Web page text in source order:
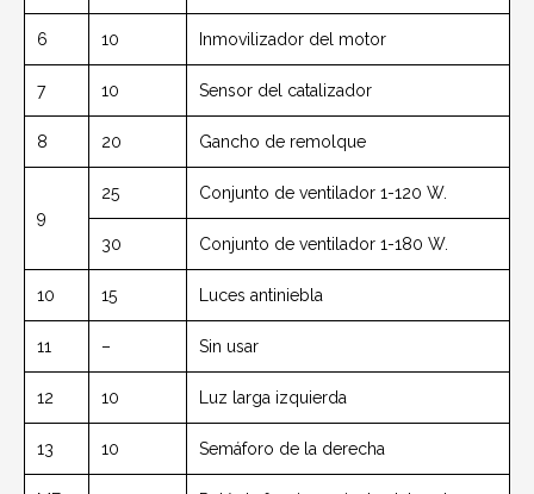
6 10 Inmovilizador del motor
7 10 Sensor del catalizador
8 20 Gancho de remolque
9
25 Conjunto de ventilador 1-120 W.
30 Conjunto de ventilador 1-180 W.
10 15 Luces antiniebla
11 – Sin usar
12 10 Luz larga izquierda
13 10 Semáforo de la derecha